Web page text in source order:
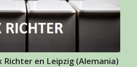
Richter en Leipzig (Alemania)